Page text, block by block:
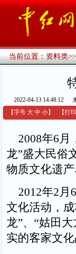
当前位置：资料类>>
2022-04-13 14:48:12
【字号 大 中 小】 【打印
2008年6月
龙”盛大民俗
物质文化遗
2012年2月
文化活动，
龙”、“姑田
实的客家文化